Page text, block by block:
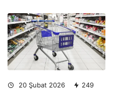
20 Şubat 2026 249